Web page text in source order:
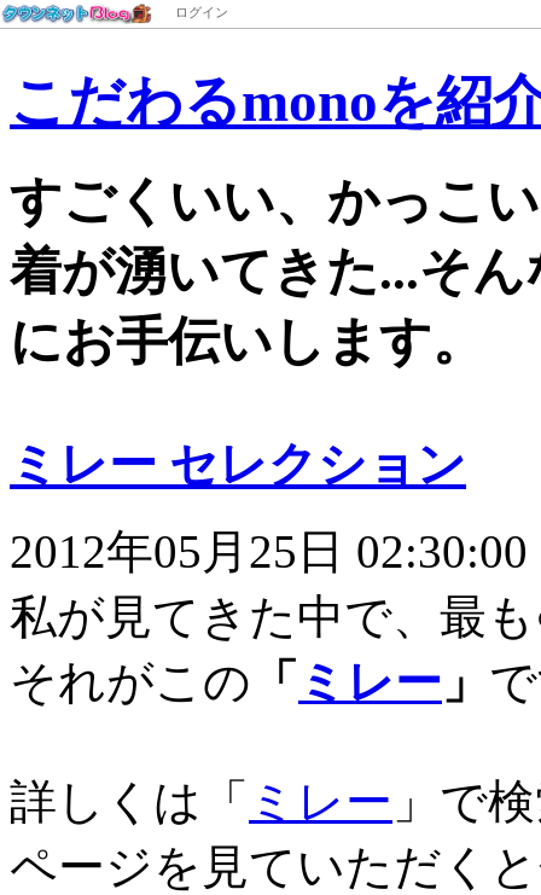
ログイン
こだわるmonoを紹
すごくいい、かっこ
着が湧いてきた...そ
にお手伝いします。
ミレー セレクション
2012年05月25日 02:30:00
私が見てきた中で、最
それがこの 「 ミレー 」
詳しくは「 ミレー 」で
ページを見ていただく